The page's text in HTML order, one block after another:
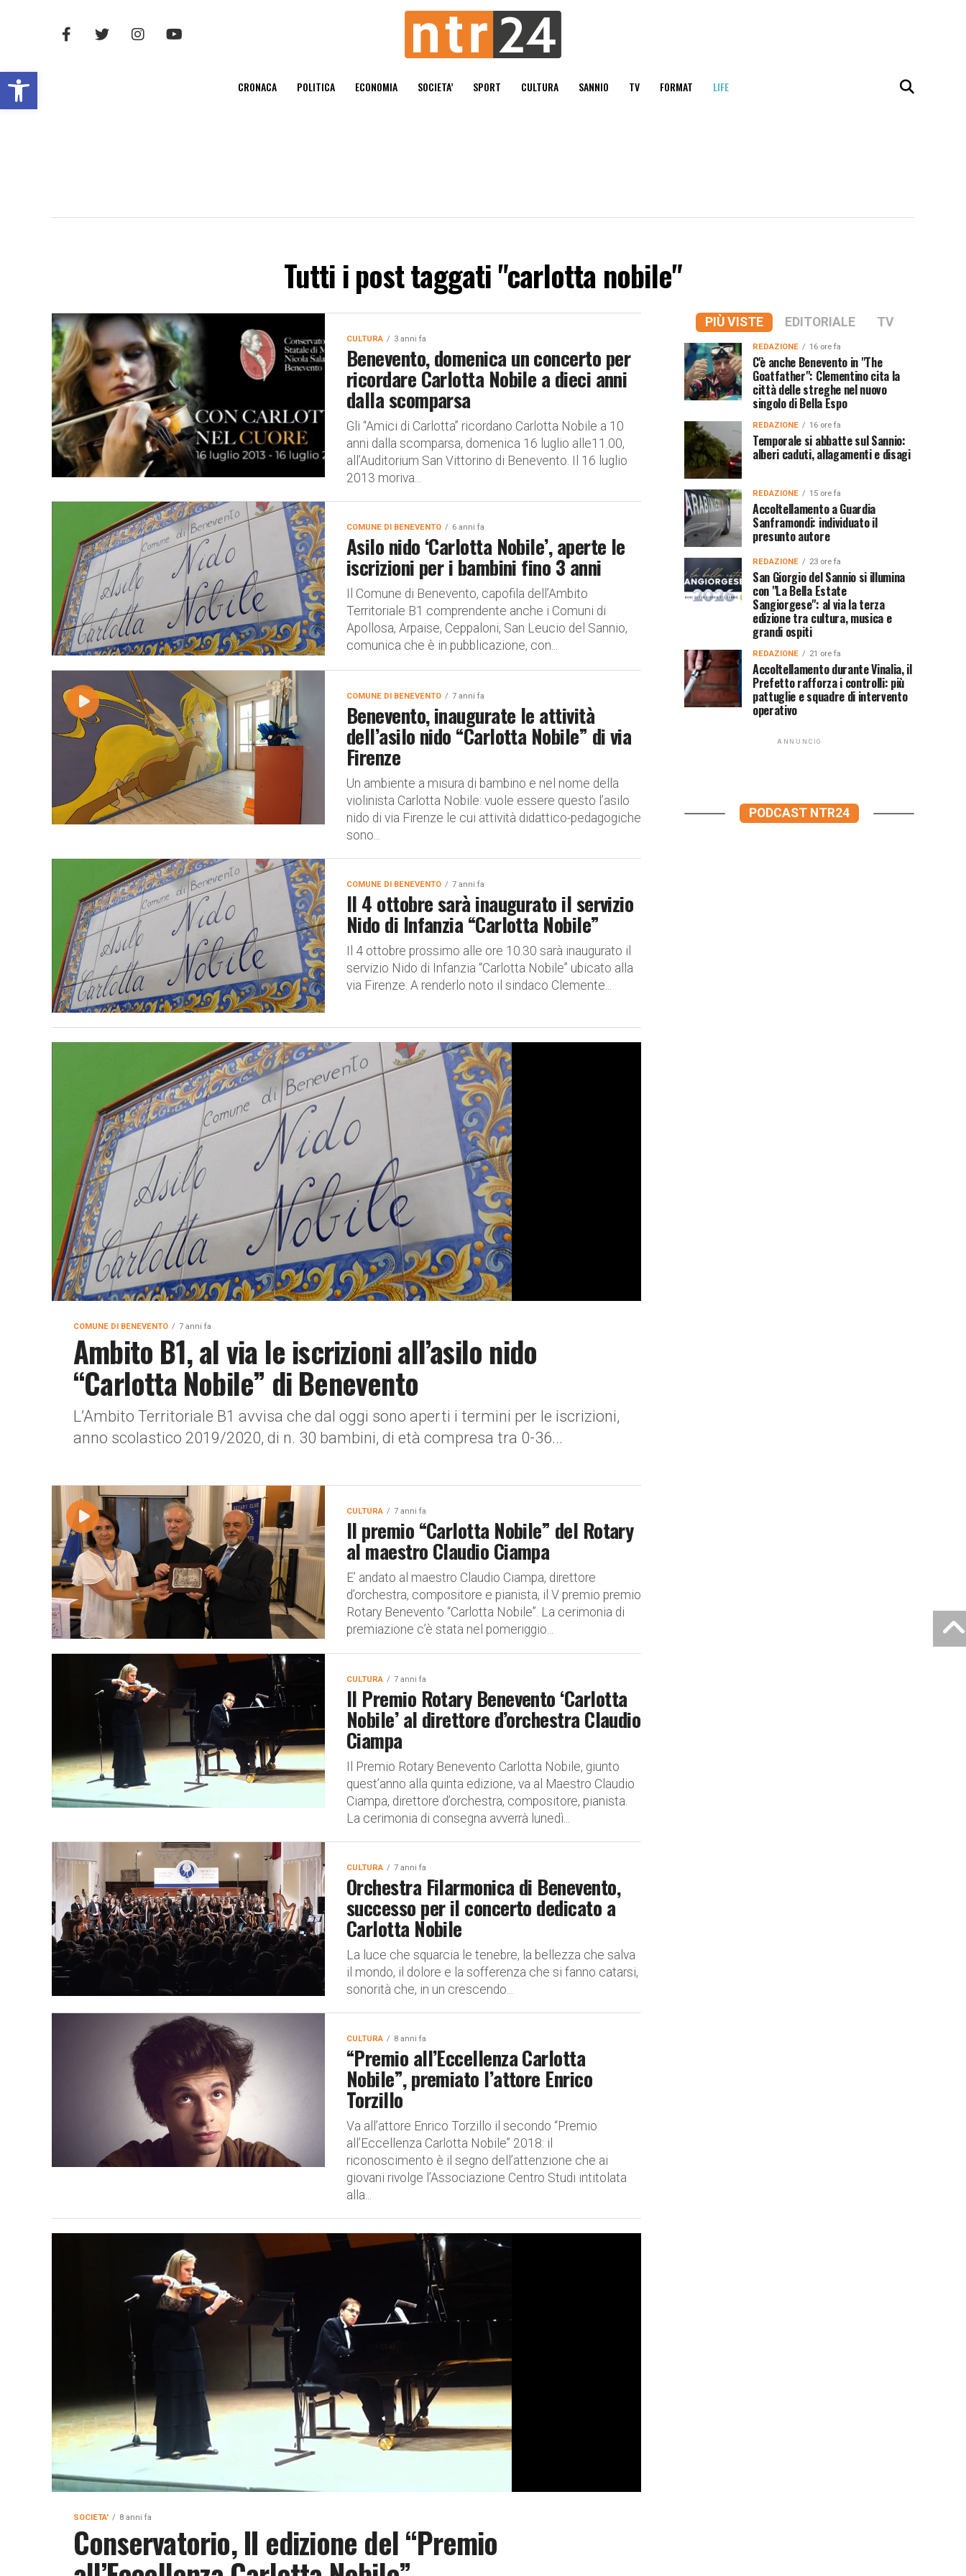
Open toolbar CRONACA POLITICA ECONOMIA SOCIETA’ SPORT CULTURA SANNIO TV FORMAT LIFE
Tutti i post taggati "carlotta nobile"
CULTURA 3 anni fa
Benevento, domenica un concerto per
ricordare Carlotta Nobile a dieci anni
dalla scomparsa
Gli “Amici di Carlotta” ricordano Carlotta Nobile a 10
anni dalla scomparsa, domenica 16 luglio alle11.00,
all’Auditorium San Vittorino di Benevento. Il 16 luglio
2013 moriva...
COMUNE DI BENEVENTO 6 anni fa
Asilo nido ‘Carlotta Nobile’, aperte le
iscrizioni per i bambini fino 3 anni
Il Comune di Benevento, capofila dell’Ambito
Territoriale B1 comprendente anche i Comuni di
Apollosa, Arpaise, Ceppaloni, San Leucio del Sannio,
comunica che è in pubblicazione, con...
COMUNE DI BENEVENTO 7 anni fa
Benevento, inaugurate le attività
dell’asilo nido “Carlotta Nobile” di via
Firenze
Un ambiente a misura di bambino e nel nome della
violinista Carlotta Nobile: vuole essere questo l’asilo
nido di via Firenze le cui attività didattico-pedagogiche
sono...
COMUNE DI BENEVENTO 7 anni fa
Il 4 ottobre sarà inaugurato il servizio
Nido di Infanzia “Carlotta Nobile”
Il 4 ottobre prossimo alle ore 10.30 sarà inaugurato il
servizio Nido di Infanzia “Carlotta Nobile” ubicato alla
via Firenze. A renderlo noto il sindaco Clemente...
COMUNE DI BENEVENTO 7 anni fa
Ambito B1, al via le iscrizioni all’asilo nido
“Carlotta Nobile” di Benevento
L’Ambito Territoriale B1 avvisa che dal oggi sono aperti i termini per le iscrizioni,
anno scolastico 2019/2020, di n. 30 bambini, di età compresa tra 0-36...
CULTURA 7 anni fa
Il premio “Carlotta Nobile” del Rotary
al maestro Claudio Ciampa
E’ andato al maestro Claudio Ciampa, direttore
d’orchestra, compositore e pianista, il V premio premio
Rotary Benevento “Carlotta Nobile”. La cerimonia di
premiazione c’è stata nel pomeriggio...
CULTURA 7 anni fa
Il Premio Rotary Benevento ‘Carlotta
Nobile’ al direttore d’orchestra Claudio
Ciampa
Il Premio Rotary Benevento Carlotta Nobile, giunto
quest’anno alla quinta edizione, va al Maestro Claudio
Ciampa, direttore d’orchestra, compositore, pianista.
La cerimonia di consegna avverrà lunedì...
CULTURA 7 anni fa
Orchestra Filarmonica di Benevento,
successo per il concerto dedicato a
Carlotta Nobile
La luce che squarcia le tenebre, la bellezza che salva
il mondo, il dolore e la sofferenza che si fanno catarsi,
sonorità che, in un crescendo...
CULTURA 8 anni fa
“Premio all’Eccellenza Carlotta
Nobile”, premiato l’attore Enrico
Torzillo
Va all’attore Enrico Torzillo il secondo “Premio
all’Eccellenza Carlotta Nobile” 2018: il
riconoscimento è il segno dell’attenzione che ai
giovani rivolge l’Associazione Centro Studi intitolata
alla...
SOCIETA' 8 anni fa
Conservatorio, II edizione del “Premio
PIÙ VISTE EDITORIALE TV
REDAZIONE 16 ore fa
C'è anche Benevento in "The
Goatfather": Clementino cita la
città delle streghe nel nuovo
singolo di Bella Espo
REDAZIONE 16 ore fa
Temporale si abbatte sul Sannio:
alberi caduti, allagamenti e disagi
REDAZIONE 15 ore fa
Accoltellamento a Guardia
Sanframondi: individuato il
presunto autore
REDAZIONE 23 ore fa
San Giorgio del Sannio si illumina
con "La Bella Estate
Sangiorgese": al via la terza
edizione tra cultura, musica e
grandi ospiti
REDAZIONE 21 ore fa
Accoltellamento durante Vinalia, il
Prefetto rafforza i controlli: più
pattuglie e squadre di intervento
operativo
ANNUNCIO
PODCAST NTR24